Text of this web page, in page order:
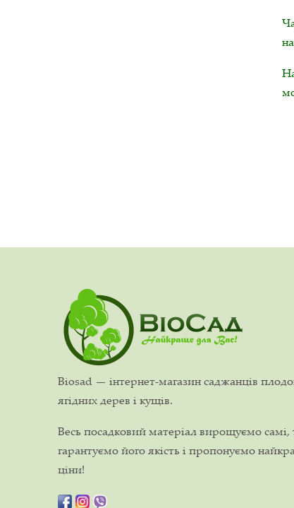
Biosad — інтернет-магазин саджанців
ягідних дерев і кущів.
Весь посадковий матеріал вирощуємо самі,
гарантуємо його якість і пропонуємо
ціни!